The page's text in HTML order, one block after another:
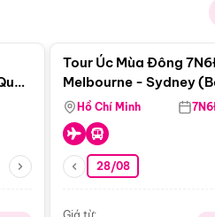
Tour Úc Mùa Đông
Melbourne - Sydney
Airways)
Hồ Chí Minh
28/08